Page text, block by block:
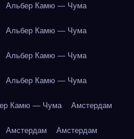
Альбер Камю — Чума
Альбер Камю — Чума
Альбер Камю — Чума
Альбер Камю — Чума
Камю — Чума Амстердам
Амстердам Амстердам